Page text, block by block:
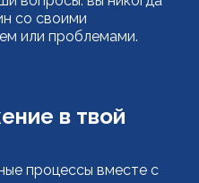
со своими
или проблемами.
в твой
процессы вместе с